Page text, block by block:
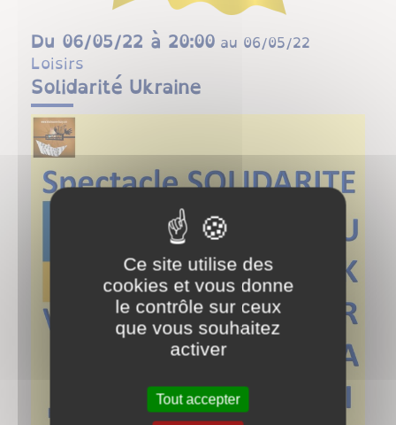
Du 06/05/22 à 20:00 au 06/05/22
Loisirs
Solidarité Ukraine
Ce site utilise des
cookies et vous donne
le contrôle sur ceux
que vous souhaitez
activer
Tout accepter